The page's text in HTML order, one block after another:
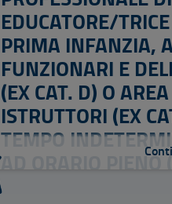
EDUCATORE/
PRIMA INFANZIA,
FUNZIONARI E
(EX CAT. D) O
ISTRUTTORI (EX
TEMPO
AD ORARIO PIENO
CCNL FUNZIONI